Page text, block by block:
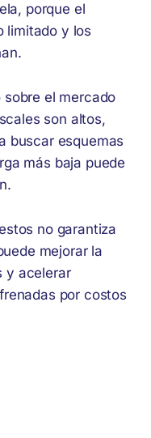
porque el
limitado y los
el mercado
son altos,
buscar esquemas
más baja puede
no garantiza
mejorar la
y acelerar
por costos